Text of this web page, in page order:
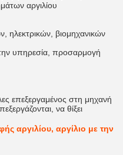
αργιλίου
ηλεκτρικών, βιομηχανικών
υπηρεσία, προσαρμογή
επεξεργαμένος στη μηχανή
να θίξει
αργιλίου, αργίλιο με την